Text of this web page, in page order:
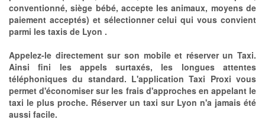
conventionné, siège bébé, accepte les animaux, moyens de
paiement acceptés) et sélectionner celui qui vous convient
parmi les taxis de Lyon .
Appelez-le directement sur son mobile et réserver un Taxi.
Ainsi fini les appels surtaxés, les longues attentes
téléphoniques du standard. L'application Taxi Proxi vous
permet d'économiser sur les frais d'approches en appelant le
taxi le plus proche. Réserver un taxi sur Lyon n'a jamais été
aussi facile.